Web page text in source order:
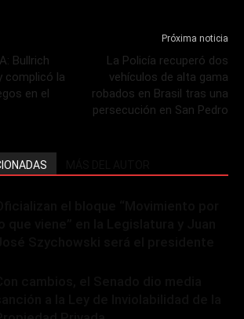
Bullrich
complicó la
en el
Próxima noticia
La Policía recuperó dos
vehículos de alta gama
robados en Brasil tras una
persecución en San Pedro